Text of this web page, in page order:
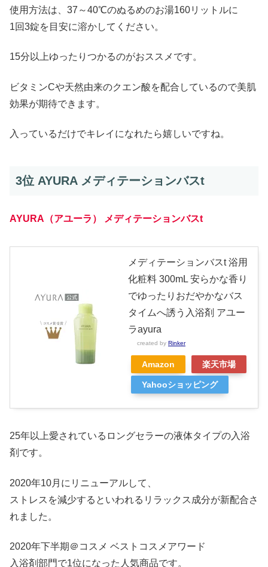
使用方法は、37～40℃のぬるめのお湯160リットルに
1回3錠を目安に溶かしてください。
15分以上ゆったりつかるのがおススメです。
ビタミンCや天然由来のクエン酸を配合しているので美肌
効果が期待できます。
入っているだけでキレイになれたら嬉しいですね。
3位 AYURA メディテーションバスt
AYURA（アユーラ） メディテーションバスt
メディテーションバスt 浴用
化粧料 300mL 安らかな香り
でゆったりおだやかなバス
タイムへ誘う入浴剤 アユー
ラayura
created by Rinker
Amazon 楽天市場
Yahooショッピング
25年以上愛されているロングセラーの液体タイプの入浴
剤です。
2020年10月にリニューアルして、
ストレスを減少するといわれるリラックス成分が新配合さ
れました。
2020年下半期＠コスメ ベストコスメアワード
入浴剤部門で1位になった人気商品です。